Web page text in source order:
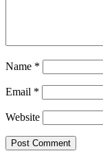
Name *
Email *
Website